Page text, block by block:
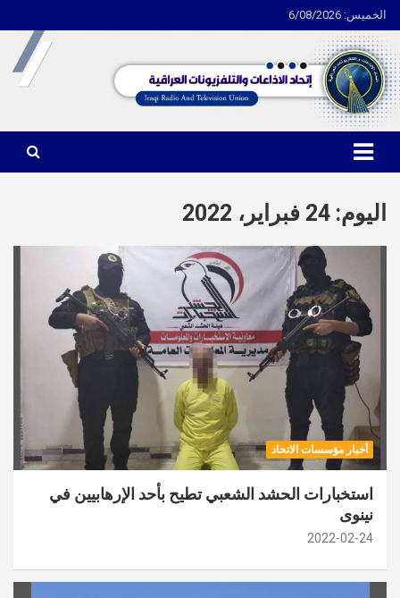
الخميس: 6/08/2026
Skip
to
content
اتحاد الاذاعات والتلفزيونات العراقية
اليوم: 24 فبراير، 2022
أخبار مؤسسات الاتحاد
استخبارات الحشد الشعبي تطيح بأحد الإرهابيين في
نينوى
2022-02-24